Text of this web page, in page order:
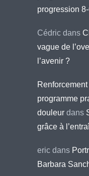
progression
Cédric dans
vague de
l’avenir ?
programme
douleur dans
grâce à
eric dans
Barbara